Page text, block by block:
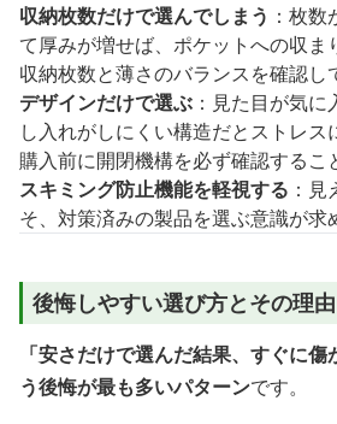
収納枚数だけで選んでしまう ：枚
て厚みが増せば、ポケットへの収ま
収納枚数と薄さのバランスを確認し
デザインだけで選ぶ ：見た目が気
し入れがしにくい構造だとストレス
購入前に開閉機構を必ず確認するこ
スキミング防止機能を軽視する ：
そ、対策済みの製品を選ぶ意識が求
後悔しやすい選び方とその理由
「安さだけで選んだ結果、すぐに
う後悔が最も多いパターンです。